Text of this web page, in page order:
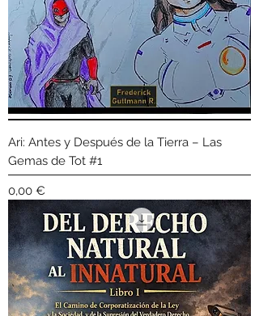
Ari: Antes y Después de la Tierra – Las
Gemas de Tot #1
Precio
0,00 €